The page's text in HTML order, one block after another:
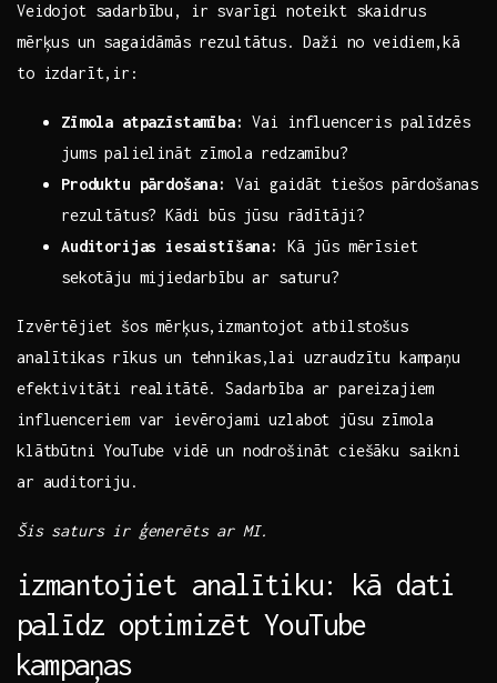
Veidojot sadarbību, ir svarīgi noteikt skaidrus
mērķus⁣ un sagaidāmās rezultātus. ⁤Daži no veidiem,kā
to izdarīt,ir:
Zīmola ​atpazīstamība: Vai influenceris palīdzēs
‍jums palielināt zīmola⁢ redzamību?
Produktu pārdošana:
‍Vai gaidāt tiešos ⁣pārdošanas
rezultātus? ⁤Kādi būs ​jūsu⁣ rādītāji?
Auditorijas​ iesaistīšana:
Kā jūs mērīsiet
sekotāju mijiedarbību⁣ ar saturu?
Izvērtējiet šos ‌mērķus,izmantojot ⁤atbilstošus
analītikas rīkus un tehnikas,lai uzraudzītu‍ kampaņu
efektivitāti ​realitātē. Sadarbība ar pareizajiem
influenceriem var ievērojami uzlabot jūsu zīmola
klātbūtni YouTube vidē un nodrošināt ​ciešāku saikni
ar auditoriju.
Šis saturs ir ģenerēts⁣ ar MI.
izmantojiet analītiku: kā dati⁣
palīdz optimizēt YouTube
⁢kampaņas